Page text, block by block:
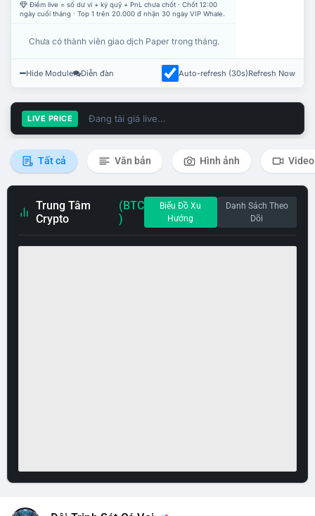
Điểm live = số dư ví + ký quỹ + PnL chưa chốt · Chốt 12:00
ngày cuối tháng · Top 1 trên 20.000 đ nhận 30 ngày VIP Whale.
Chưa có thành viên giao dịch Paper trong tháng.
Hide Module Diễn đàn Auto-refresh (30s)Refresh Now
LIVE PRICE Đang tải giá live...
Tất cả Văn bản Hình ảnh Video
Trung Tâm
Crypto
(BTC
)
Biểu Đồ Xu
Hướng
Danh Sách Theo
Dõi